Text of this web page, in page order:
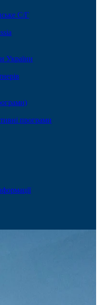
С/Г
України
програми